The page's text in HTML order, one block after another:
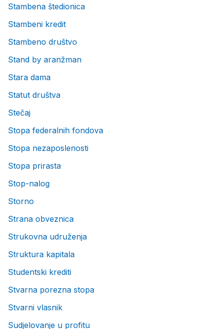
Stambena štedionica
Stambeni kredit
Stambeno društvo
Stand by aranžman
Stara dama
Statut društva
Stečaj
Stopa federalnih fondova
Stopa nezaposlenosti
Stopa prirasta
Stop-nalog
Storno
Strana obveznica
Strukovna udruženja
Struktura kapitala
Studentski krediti
Stvarna porezna stopa
Stvarni vlasnik
Sudjelovanje u profitu